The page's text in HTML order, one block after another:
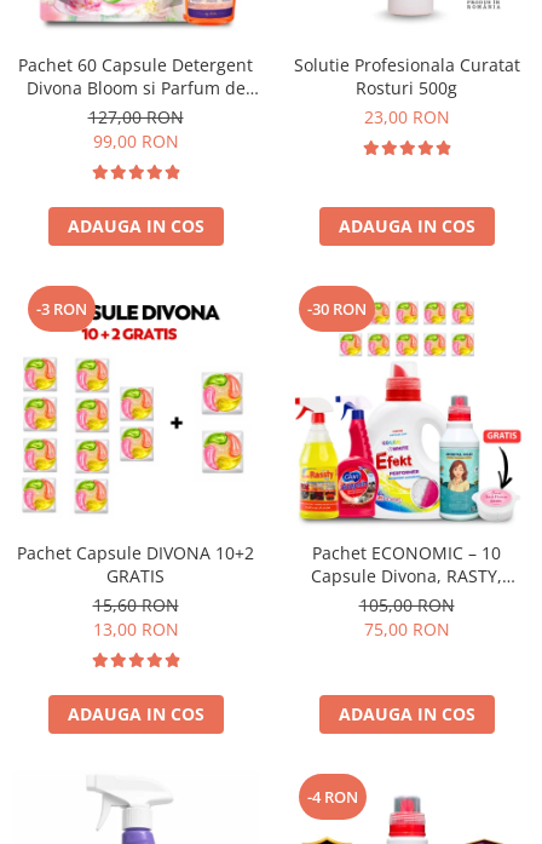
Pachet 60 Capsule Detergent
Divona Bloom si Parfum de
Rufe Corfu Breeze by Delia
200 ml
127,00 RON
99,00 RON
ADAUGA IN COS
Solutie Profesionala Curatat
Rosturi 500g
23,00 RON
ADAUGA IN COS
-3 RON
Pachet Capsule DIVONA 10+2
GRATIS
15,60 RON
13,00 RON
ADAUGA IN COS
-30 RON
Pachet ECONOMIC – 10
Capsule Divona, RASTY,
ACEPRIN, Efekt, Secretul Deliei
+ Sare Inalbire GRATIS
105,00 RON
75,00 RON
ADAUGA IN COS
-4 RON